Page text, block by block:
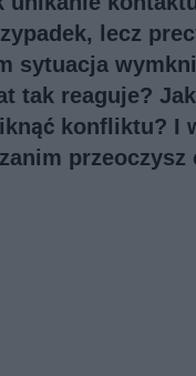
lecz
sytuacja
tak reaguje?
konfliktu? I